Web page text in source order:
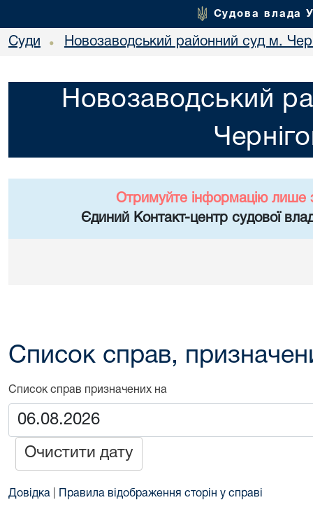
Судова влада
Суди • Новозаводський районний суд м.
Новозаводський
Отримуйте інформацію лише
Єдиний Контакт-центр судової
Список справ,
Список справ призначених на
Очистити дату
Довідка Правила відображення сторін у справі